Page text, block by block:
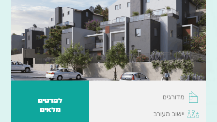
מדורגים
יישוב מעורב
לפרטים
מלאים